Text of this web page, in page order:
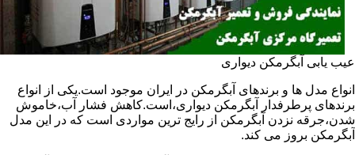
عیب یابی آبگرمکن دیواری
انواع مدل ها و برندهای آبگرمکن در ایران موجود است.یکی از انواع
برندهای پرطرفدار آبگرمکن دیواری،است.کاهش فشار آب،خاموش
شدن،جرقه نزدن آبگرمکن از رایج ترین مواردی است که در این مدل
آبگرمکن بروز می کند.